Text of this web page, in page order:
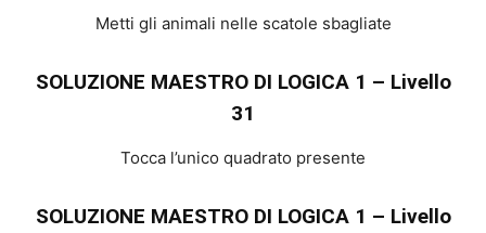
Metti gli animali nelle scatole sbagliate
SOLUZIONE MAESTRO DI LOGICA 1 – Livello
31
Tocca l’unico quadrato presente
SOLUZIONE MAESTRO DI LOGICA 1 – Livello